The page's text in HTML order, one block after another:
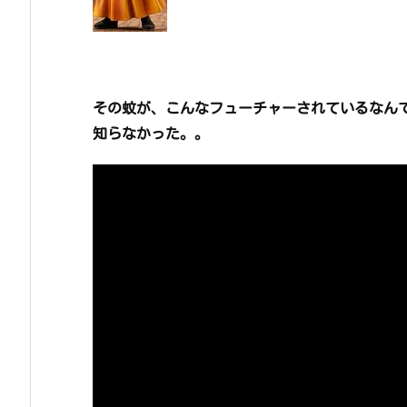
その蚊が、こんなフューチャーされているなん
知らなかった。。